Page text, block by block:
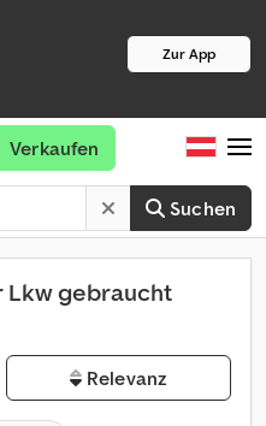
Zur App
Suchen
Verkaufen
Lkw gebraucht
Relevanz